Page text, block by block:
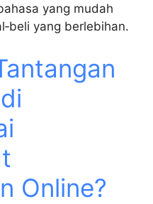
yang mudah
yang berlebihan.
Online?